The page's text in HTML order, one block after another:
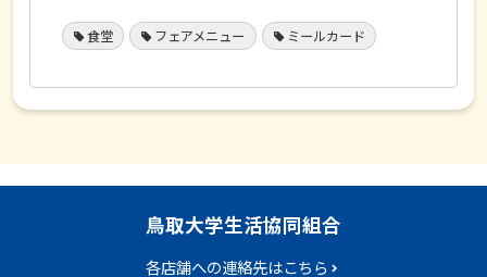
食堂 フェアメニュー ミールカード
鳥取大学生活協同組合
各店舗への連絡先はこちら